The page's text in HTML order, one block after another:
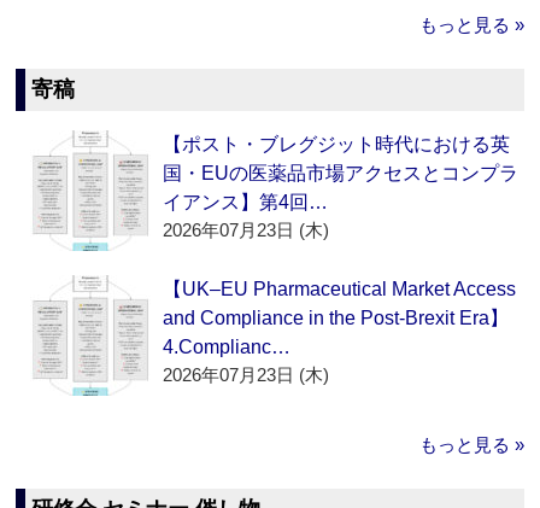
もっと見る »
寄稿
【ポスト・ブレグジット時代における英
国・EUの医薬品市場アクセスとコンプラ
イアンス】第4回…
2026年07月23日 (木)
【UK–EU Pharmaceutical Market Access
and Compliance in the Post-Brexit Era】
4.Complianc…
2026年07月23日 (木)
もっと見る »